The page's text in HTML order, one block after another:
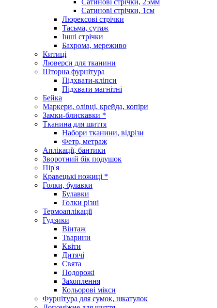
Сатинові стрічки, 1см
Люрексові стрічки
Тасьма, сутаж
Інші стрічки
Бахрома, мереживо
Китиці
Люверси для тканини
Шторна фурнітура
Підхвати-кліпси
Підхвати магнітні
Бейка
Маркери, олівці, крейда, копіри
Замки-блискавки *
Тканина для шиття
Набори тканини, відрізи
Фетр, метраж
Аплікації, бантики
Зворотний бік подушок
Пір'я
Кравецькі ножиці *
Голки, булавки
Булавки
Голки різні
Термоаплікації
Гудзики
Вінтаж
Тварини
Квіти
Дитячі
Свята
Подорожі
Захоплення
Кольорові мікси
Фурнітура для сумок, шкатулок